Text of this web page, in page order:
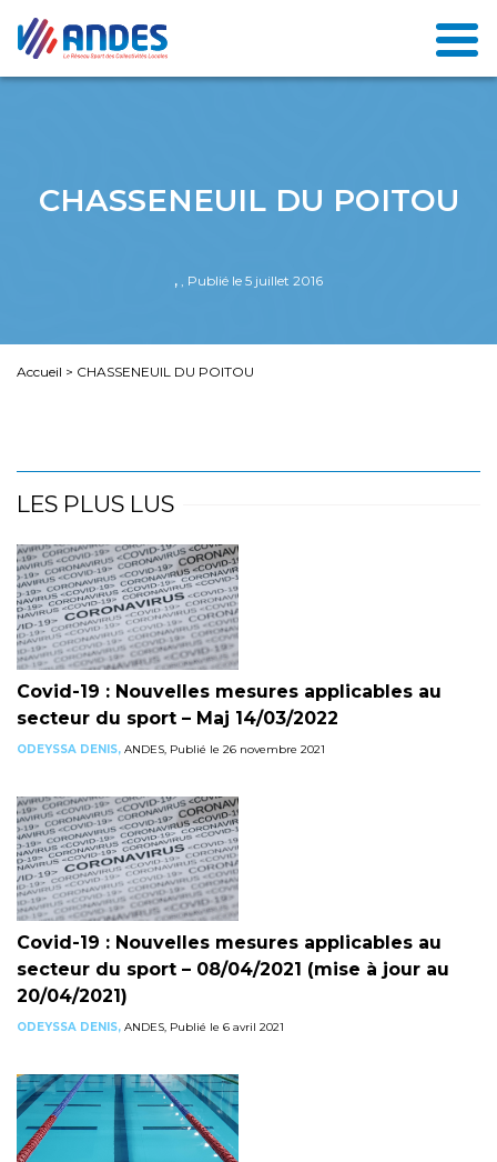
CHASSENEUIL DU POITOU
, , Publié le 5 juillet 2016
Accueil > CHASSENEUIL DU POITOU
LES PLUS LUS
Covid-19 : Nouvelles mesures applicables au
secteur du sport – Maj 14/03/2022
ODEYSSA DENIS, ANDES, Publié le 26 novembre 2021
Covid-19 : Nouvelles mesures applicables au
secteur du sport – 08/04/2021 (mise à jour au
20/04/2021)
ODEYSSA DENIS, ANDES, Publié le 6 avril 2021